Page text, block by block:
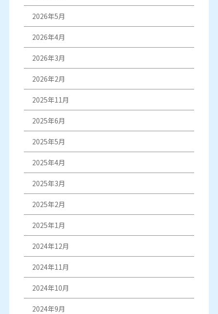
2026年5月
2026年4月
2026年3月
2026年2月
2025年11月
2025年6月
2025年5月
2025年4月
2025年3月
2025年2月
2025年1月
2024年12月
2024年11月
2024年10月
2024年9月